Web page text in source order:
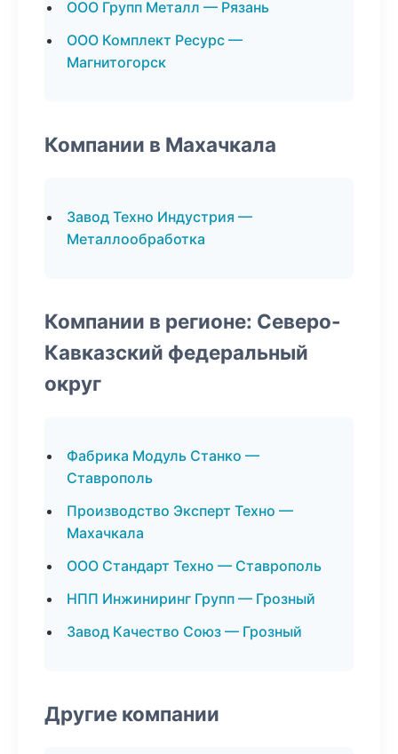
ООО Групп Металл — Рязань
ООО Комплект Ресурс —
Магнитогорск
Компании в Махачкала
Завод Техно Индустрия —
Металлообработка
Компании в регионе: Северо-
Кавказский федеральный
округ
Фабрика Модуль Станко —
Ставрополь
Производство Эксперт Техно —
Махачкала
ООО Стандарт Техно — Ставрополь
НПП Инжиниринг Групп — Грозный
Завод Качество Союз — Грозный
Другие компании